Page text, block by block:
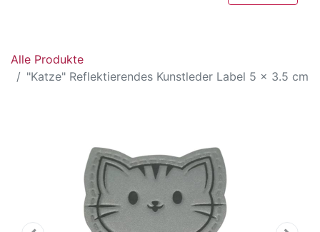
Alle Produkte
"Katze" Reflektierendes Kunstleder Label 5 x 3.5 cm